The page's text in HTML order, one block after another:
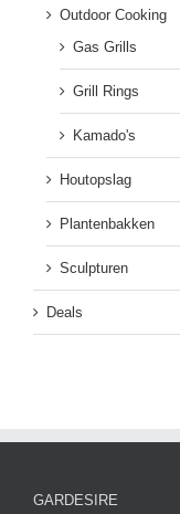
Outdoor Cooking
Gas Grills
Grill Rings
Kamado's
Houtopslag
Plantenbakken
Sculpturen
Deals
GARDESIRE